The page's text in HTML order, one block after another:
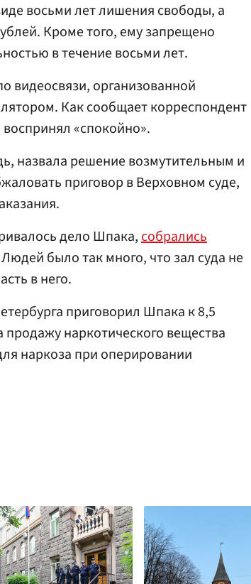
восьми лет лишения свободы, а
Кроме того, ему запрещено
в течение восьми лет.
видеосвязи, организованной
Как сообщает корреспондент
«спокойно».
назвала решение возмутительным и
приговор в Верховном суде,
дело Шпака,собрались
было так много, что зал суда не
в него.
приговорил Шпака к 8,5
продажу наркотического вещества
наркоза при оперировании